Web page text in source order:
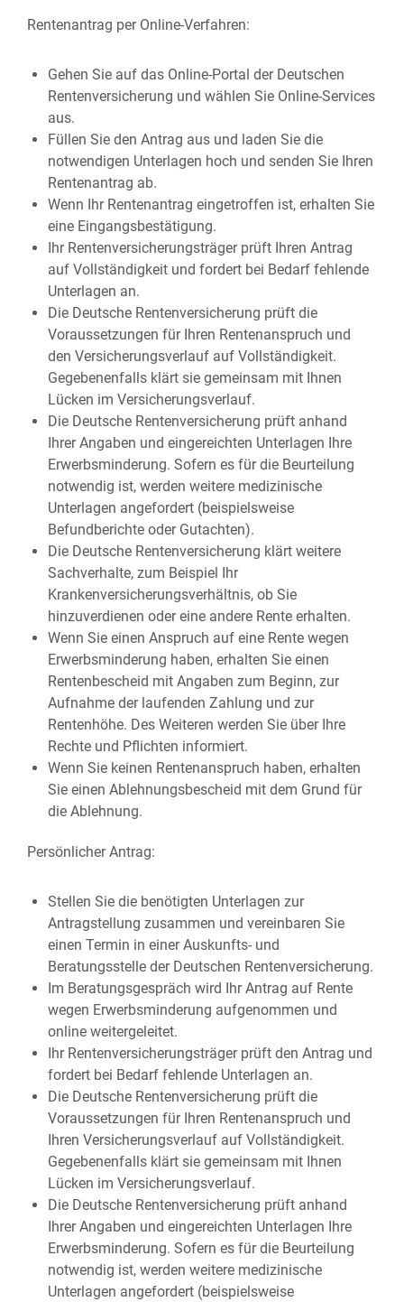
Rentenantrag per Online-Verfahren:
Gehen Sie auf das Online-Portal der Deutschen
Rentenversicherung und wählen Sie Online-Services
aus.
Füllen Sie den Antrag aus und laden Sie die
notwendigen Unterlagen hoch und senden Sie Ihren
Rentenantrag ab.
Wenn Ihr Rentenantrag eingetroffen ist, erhalten Sie
eine Eingangsbestätigung.
Ihr Rentenversicherungsträger prüft Ihren Antrag
auf Vollständigkeit und fordert bei Bedarf fehlende
Unterlagen an.
Die Deutsche Rentenversicherung prüft die
Voraussetzungen für Ihren Rentenanspruch und
den Versicherungsverlauf auf Vollständigkeit.
Gegebenenfalls klärt sie gemeinsam mit Ihnen
Lücken im Versicherungsverlauf.
Die Deutsche Rentenversicherung prüft anhand
Ihrer Angaben und eingereichten Unterlagen Ihre
Erwerbsminderung. Sofern es für die Beurteilung
notwendig ist, werden weitere medizinische
Unterlagen angefordert (beispielsweise
Befundberichte oder Gutachten).
Die Deutsche Rentenversicherung klärt weitere
Sachverhalte, zum Beispiel Ihr
Krankenversicherungsverhältnis, ob Sie
hinzuverdienen oder eine andere Rente erhalten.
Wenn Sie einen Anspruch auf eine Rente wegen
Erwerbsminderung haben, erhalten Sie einen
Rentenbescheid mit Angaben zum Beginn, zur
Aufnahme der laufenden Zahlung und zur
Rentenhöhe. Des Weiteren werden Sie über Ihre
Rechte und Pflichten informiert.
Wenn Sie keinen Rentenanspruch haben, erhalten
Sie einen Ablehnungsbescheid mit dem Grund für
die Ablehnung.
Persönlicher Antrag:
Stellen Sie die benötigten Unterlagen zur
Antragstellung zusammen und vereinbaren Sie
einen Termin in einer Auskunfts- und
Beratungsstelle der Deutschen Rentenversicherung.
Im Beratungsgespräch wird Ihr Antrag auf Rente
wegen Erwerbsminderung aufgenommen und
online weitergeleitet.
Ihr Rentenversicherungsträger prüft den Antrag und
fordert bei Bedarf fehlende Unterlagen an.
Die Deutsche Rentenversicherung prüft die
Voraussetzungen für Ihren Rentenanspruch und
Ihren Versicherungsverlauf auf Vollständigkeit.
Gegebenenfalls klärt sie gemeinsam mit Ihnen
Lücken im Versicherungsverlauf.
Die Deutsche Rentenversicherung prüft anhand
Ihrer Angaben und eingereichten Unterlagen Ihre
Erwerbsminderung. Sofern es für die Beurteilung
notwendig ist, werden weitere medizinische
Unterlagen angefordert (beispielsweise